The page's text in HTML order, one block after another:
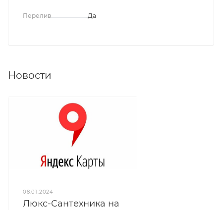
Перелив Да
Новости
08.01.2024
Люкс-Сантехника на